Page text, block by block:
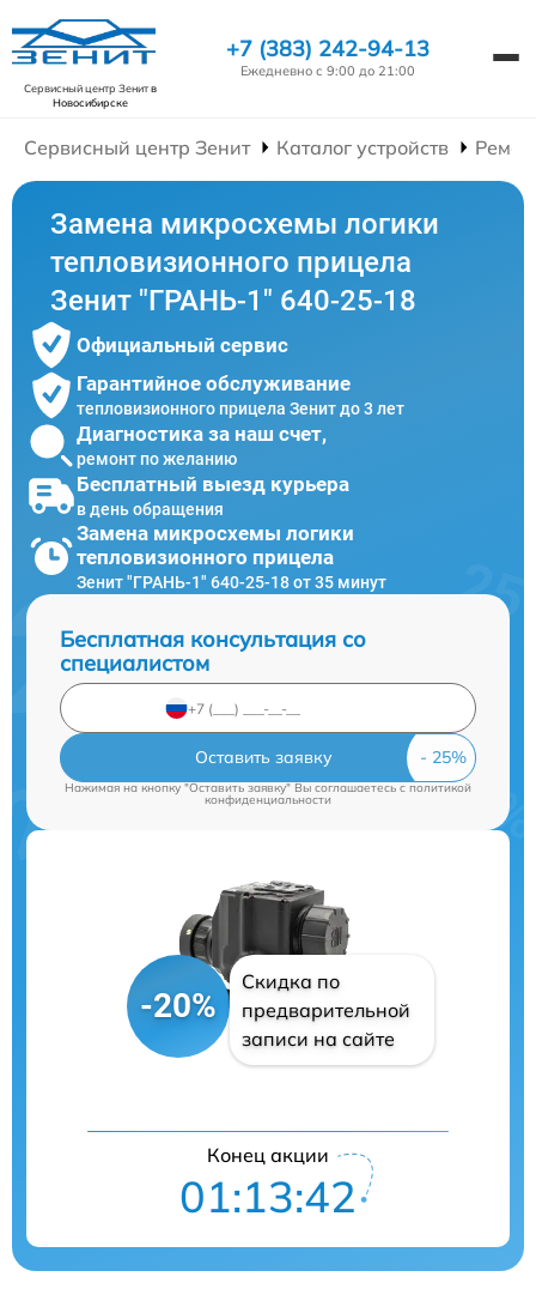
Сервисный центр Зенитв
Новосибирске
+7 (383) 242-94-13
Ежедневно с 9:00 до 21:00
Сервисный центр Зенит Каталог устройств
Замена микросхемы логики
тепловизионного прицела
Зенит "ГРАНЬ-1" 640-25-18
Официальный сервис
Гарантийное обслуживание
тепловизионного прицела Зенит до 3 лет
Диагностика за наш счет,
ремонт по желанию
Бесплатный выезд курьера
в день обращения
Замена микросхемы логики
тепловизионного прицела
Зенит "ГРАНЬ-1" 640-25-18 от 35 минут
Бесплатная консультация со
специалистом
Оставить заявку
Нажимая на кнопку "Оставить заявку" Вы соглашаетесь cполитикой
конфиденциальности
-20%
Скидка по
предварительной
записи на сайте
Конец акции
01:13:42